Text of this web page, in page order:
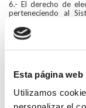
Esta página
Utilizamos
6.- El derecho de
perteneciendo al
MUGEJU), ve
restrictiva de la Ley.
actividad pública
Clínicas y de
desarrollo
pérdida de valor para